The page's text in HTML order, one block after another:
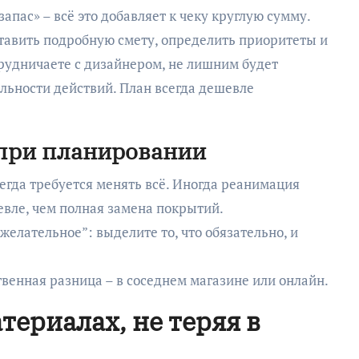
– всё это добавляет к чеку круглую сумму.
подробную смету, определить приоритеты и
с дизайнером, не лишним будет
действий. План всегда дешевле
планировании
требуется менять всё. Иногда реанимация
чем полная замена покрытий.
выделите то, что обязательно, и
разница – в соседнем магазине или онлайн.
не теряя в